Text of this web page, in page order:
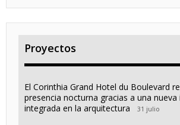
Proyectos
El Corinthia Grand Hotel du Boulevard
presencia nocturna gracias a una nueva
integrada en la arquitectura
31 julio